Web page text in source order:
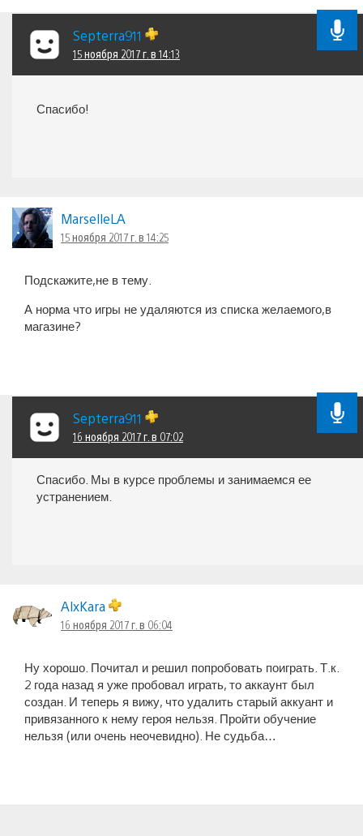
Septerra911
15 ноября 2017 г. в 14:13
Спасибо!
MarselleLA
15 ноября 2017 г. в 14:25
Подскажите,не в тему.
А норма что игры не удаляются из списка желаемого,в
магазине?
Septerra911
16 ноября 2017 г. в 07:02
Спасибо. Мы в курсе проблемы и занимаемся ее
устранением.
AlxKara
16 ноября 2017 г. в 06:04
Ну хорошо. Почитал и решил попробовать поиграть. Т.к.
2 года назад я уже пробовал играть, то аккаунт был
создан. И теперь я вижу, что удалить старый аккуант и
привязанного к нему героя нельзя. Пройти обучение
нельзя (или очень неочевидно). Не судьба…